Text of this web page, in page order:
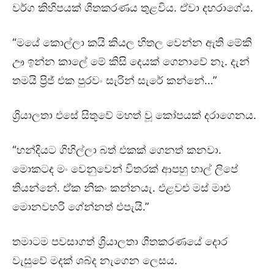
වර්ග කිහිපයක් ශීතකරණය තුළවිය. ඒවා දහරාගේය.
“මයේ කොල්ලා කයි කියල හිතල වෙන්න ඇති මේකි
ඌ ඉන්න කාලේ මේ කිසි දෙයක් ගෙනාවේ නෑ. දැන්
තමයි ප්‍රිජ් එක පුරවං සැරින් සැරේ කන්නේ…”
ශ්‍රියාලතා එසේ සිතුවේ මහත් වූ කෝපයක් දරාගෙනය.
“හන්දියට ගිහිල්ලා බත් එකක් ගෙනත් කනවා.
මොකටද මං වෙනුවෙන් විතරක් ආපහු හාල් ලිපේ
ති⁣යන්නේ. ඒක නිකං කන්නයැ. එළවළු මස් මාළු
මොනවහරි ගේන්නත් එපැයි.”
තමාටම පවසාගත් ශ්‍රියාලතා ශීතකරණයේ දොර
වැසුවේ මදක් ශබ්ද නැගෙන ලෙසය.